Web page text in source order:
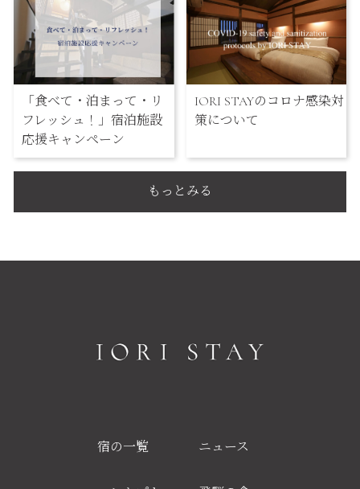
「食べて・泊まって・リ
フレッシュ！」宿泊施設
応援キャンペーン
IORI STAYのコロナ感染対
策について
もっとみる
宿の一覧 ニュース